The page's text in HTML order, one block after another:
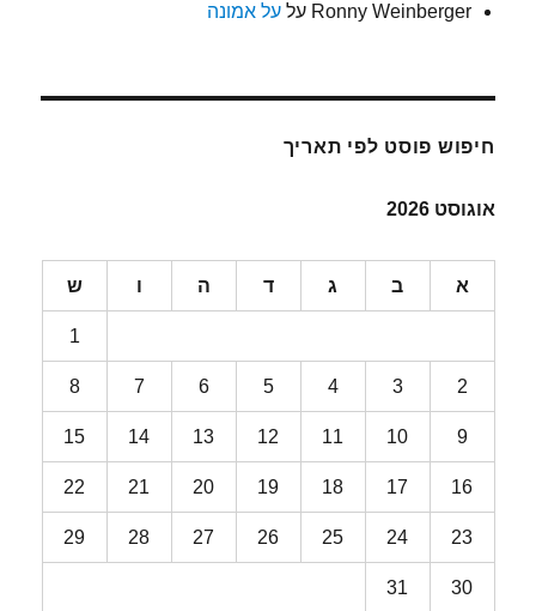
Ronny Weinberger עלעל אמונה
חיפוש פוסט לפי תאריך
אוגוסט 2026
א ב ג ד ה ו ש
1
2
3
4
5
6
7
8
9
10
11
12
13
14
15
16
17
18
19
20
21
22
23
24
25
26
27
28
29
30
31